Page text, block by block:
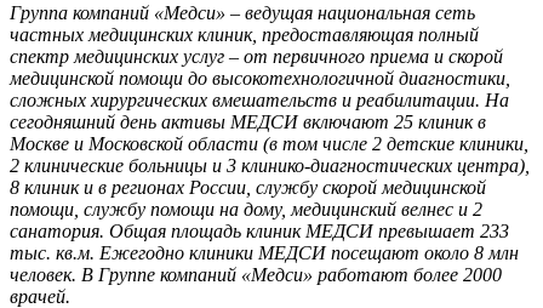
Группа компаний «Медси» – ведущая национальная сеть
частных медицинских клиник, предоставляющая полный
спектр медицинских услуг – от первичного приема и скорой
медицинской помощи до высокотехнологичной диагностики,
сложных хирургических вмешательств и реабилитации. На
сегодняшний день активы МЕДСИ включают 25 клиник в
Москве и Московской области (в том числе 2 детские клиники,
2 клинические больницы и 3 клинико-диагностических центра),
8 клиник и в регионах России, службу скорой медицинской
помощи, службу помощи на дому, медицинский велнес и 2
санатория. Общая площадь клиник МЕДСИ превышает 233
тыс. кв.м. Ежегодно клиники МЕДСИ посещают около 8 млн
человек. В Группе компаний «Медси» работают более 2000
врачей.